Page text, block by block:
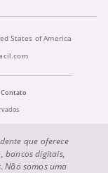
States of America
Contato
que oferece
bancos digitais,
Não somos uma